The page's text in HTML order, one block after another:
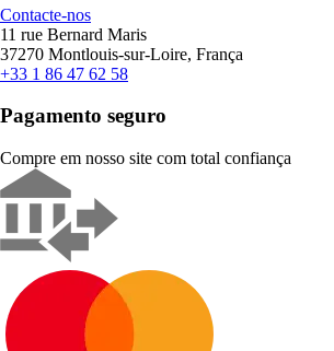
Contacte-nos
11 rue Bernard Maris
37270 Montlouis-sur-Loire, França
+33 1 86 47 62 58
Pagamento seguro
Compre em nosso site com total confiança